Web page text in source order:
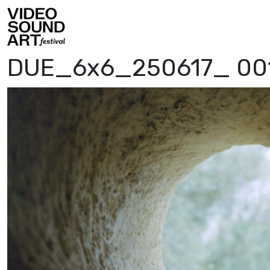
Vai al contenuto
Video Sound Art
DUE_6x6_250617_